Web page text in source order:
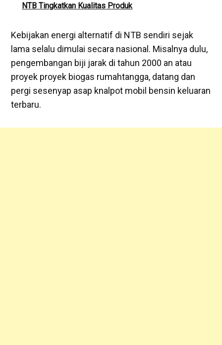
NTB Tingkatkan Kualitas Produk
Kebijakan energi alternatif di NTB sendiri sejak
lama selalu dimulai secara nasional. Misalnya dulu,
pengembangan biji jarak di tahun 2000 an atau
proyek proyek biogas rumahtangga, datang dan
pergi sesenyap asap knalpot mobil bensin keluaran
terbaru.